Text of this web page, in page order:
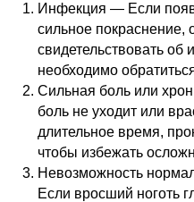
Инфекция — Если
сильное покраснение,
свидетельствовать об
необходимо
Сильная боль или
боль не уходит или
длительное время,
чтобы избежать
Невозможность
Если вросший ноготь